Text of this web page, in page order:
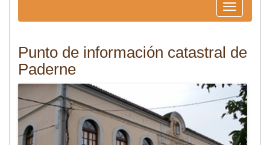
Toggle
navigation
Punto de información catastral de
Paderne